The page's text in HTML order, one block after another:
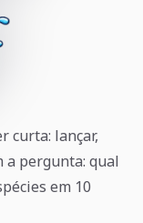
curta: lançar,
a pergunta: qual
em 10